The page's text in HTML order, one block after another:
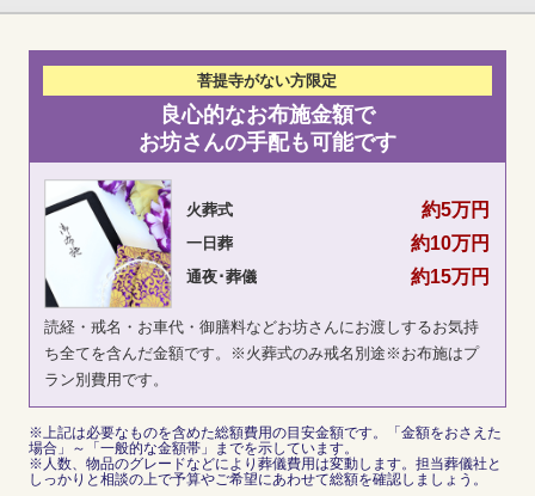
菩提寺がない方限定
良心的なお布施金額で
お坊さんの手配も可能です
火葬式 約5万円
一日葬 約10万円
通夜･葬儀 約15万円
読経・戒名・お車代・御膳料などお坊さんにお渡しするお気持
ち全てを含んだ金額です。※火葬式のみ戒名別途※お布施はプ
ラン別費用です。
※上記は必要なものを含めた総額費用の目安金額です。「金額をおさえた
場合」～「一般的な金額帯」までを示しています。
※人数、物品のグレードなどにより葬儀費用は変動します。担当葬儀社と
しっかりと相談の上で予算やご希望にあわせて総額を確認しましょう。